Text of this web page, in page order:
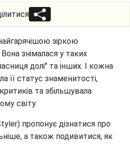
зіркою
знімалася у таких
долі" та інших. І кожна
її статус знаменитості,
та збільшувала
світу.
пропонує дізнатися про
а також подивитися, як